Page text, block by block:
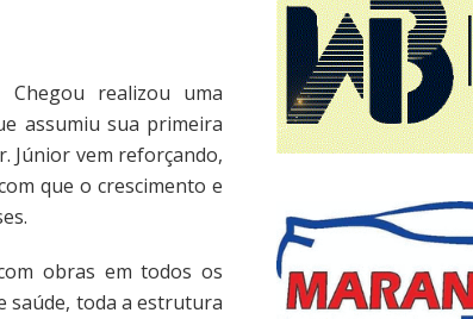
realizou uma
assumiu sua primeira
Júnior vem reforçando,
que o crescimento e
obras em todos os
saúde, toda a estrutura